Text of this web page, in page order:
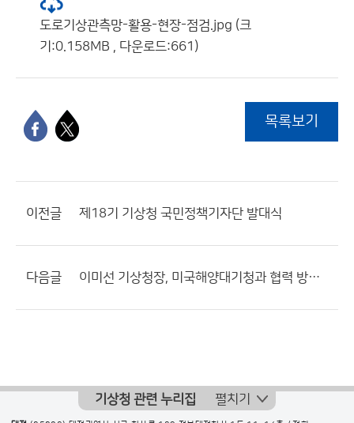
도로기상관측망-활용-현장-점검.jpg (크
기:0.158MB , 다운로드:661)
목록보기
이전글 제18기 기상청 국민정책기자단 발대식
다음글 이미선 기상청장, 미국해양대기청과 협력 방향 논의
기상청 관련 누리집 펼치기